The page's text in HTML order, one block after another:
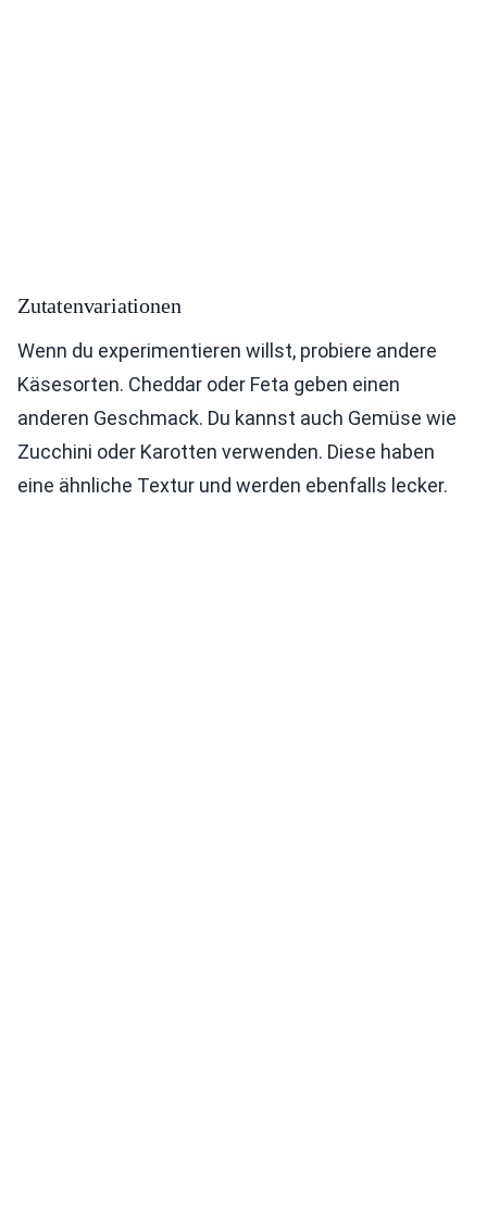
Zutatenvariationen
Wenn du experimentieren willst, probiere andere
Käsesorten. Cheddar oder Feta geben einen
anderen Geschmack. Du kannst auch Gemüse wie
Zucchini oder Karotten verwenden. Diese haben
eine ähnliche Textur und werden ebenfalls lecker.